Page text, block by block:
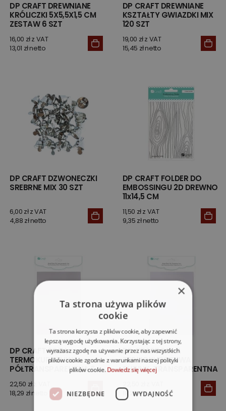
DP CRAFT DREWNIANE
KRÓLICZKI 5X5,5X1,5 CM
ZESTAW 6 SZT
16,00 zł z VAT
13,01 zł netto
DP CRAFT DREWNIANE
KSZTAŁTY GWIAZDKI MIX
120 SZT
19,00 zł z VAT
15,45 zł netto
DP CRAFT DZWONECZKI
SREBRNE MIX 30 SZT
6,00 zł z VAT
4,88 zł netto
DP CRAFT FOLDER DO
EMBOSSINGU 2D DREWNO
11x14,5 CM
11,50 zł z VAT
9,35 zł netto
DP CRAFT FOLIA
TERMOKURCZLIWA
PÓŁTRANSPARENTNA 6
22,50 zł z VAT
18,29 zł netto
DP CRAFT FOLIA
TERMOKURCZLIWA
SHRINK, TRANSPARENTNA
18,29 zł netto
×
Ta strona używa plików
cookie
Ta strona korzysta z plików cookie, aby zapewnić
lepszą wygodę użytkowania. Korzystając z tej strony,
wyrażasz zgodę na używanie przez nas wszystkich
plików cookie zgodnie z warunkami naszej polityki
plików cookie.Dowiedz się więcej
NIEZBĘDNE WYDAJNOŚĆ